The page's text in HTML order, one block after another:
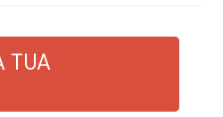
TUA